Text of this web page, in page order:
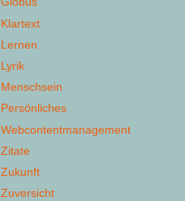
Klartext
Lernen
Lyrik
Menschsein
Persönliches
Webcontentmanagement
Zitate
Zukunft
Zuversicht